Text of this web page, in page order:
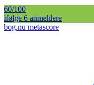
60/100
ifølge 6 anmeldere
bog.nu metascore